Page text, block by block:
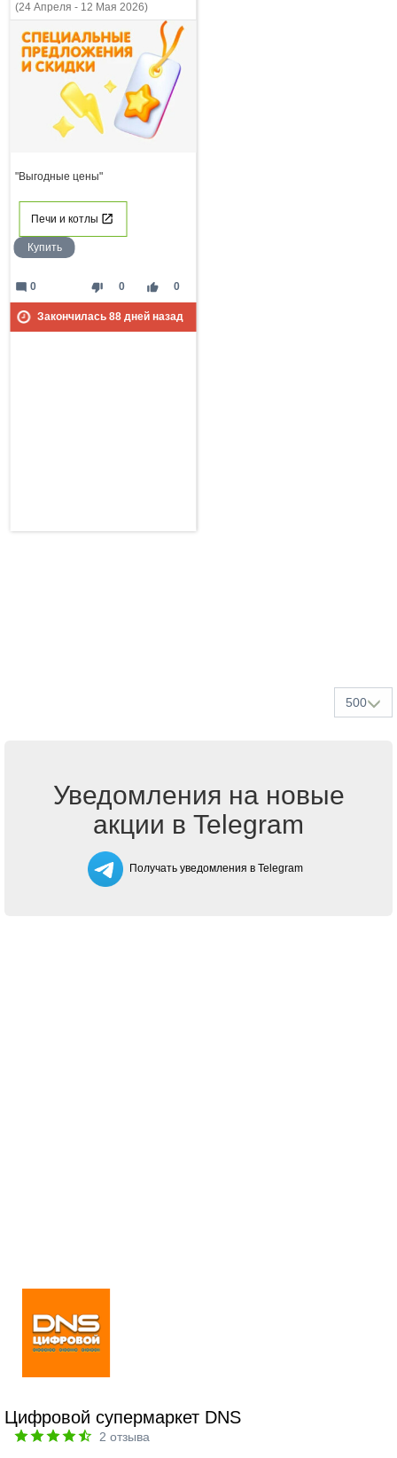
(24 Апреля - 12 Мая 2026)
"Выгодные цены"
Печи и котлы
Купить
thumb_down 0 thumb_up 0
mode_comment 0
Закончилась 88дней назад
500
Уведомления на новые
акции в Telegram
Получать уведомления в Telegram
Цифровой супермаркет DNS
2 отзыва